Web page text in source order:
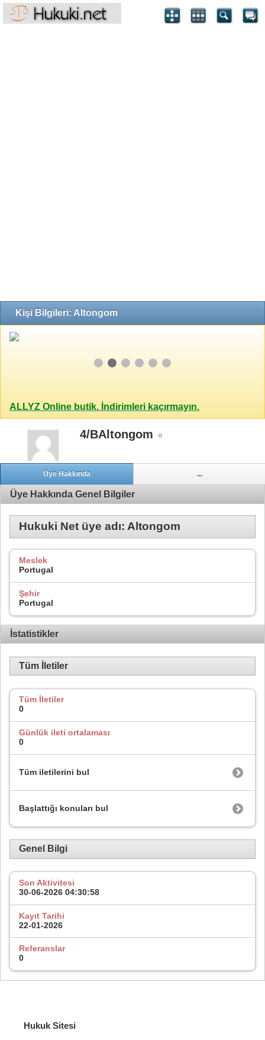
Kişi Bilgileri: Altongom
ALLYZ Online butik. İndirimleri kaçırmayın.
4/BAltongom
Üye Hakkında ...
Üye Hakkında Genel Bilgiler
Hukuki Net üye adı: Altongom
Meslek
Portugal
Şehir
Portugal
İstatistikler
Tüm İletiler
Tüm İletiler
0
Günlük ileti ortalaması
0
Tüm iletilerini bul
Başlattığı konuları bul
Genel Bilgi
Son Aktivitesi
30-06-2026 04:30:58
Kayıt Tarihi
22-01-2026
Referanslar
0
Hukuk Sitesi